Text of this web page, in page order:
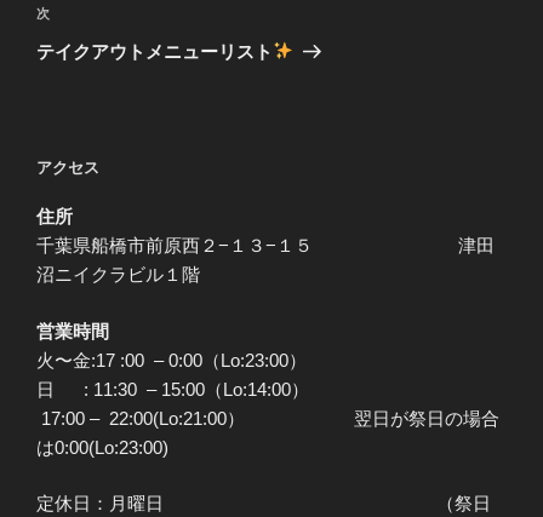
ビ
ゲ
ン
稿
次
の
次
テイクアウトメニューリスト
アクセス
住所
千葉県船橋市前原西２−１３−１５ 津田
沼ニイクラビル１階
営業時間
火〜金:17 :00 – 0:00（Lo:23:00）
日 : 11:30 – 15:00（Lo:14:00）
17:00 – 22:00(Lo:21:00） 翌日が祭日の場合
は0:00(Lo:23:00)
定休日：月曜日 （祭日